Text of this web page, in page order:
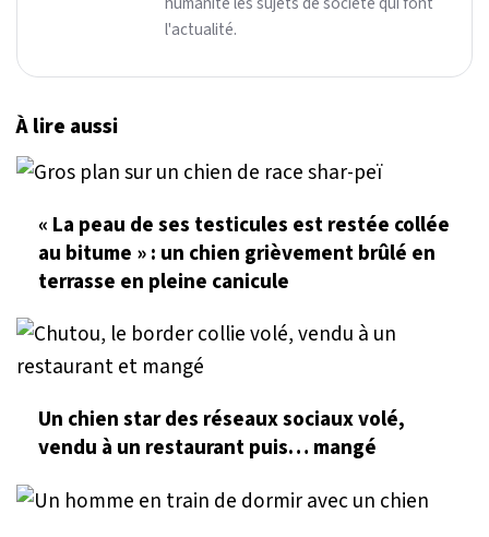
l'actualité.
À lire aussi
« La peau de ses testicules est restée collée
au bitume » : un chien grièvement brûlé en
terrasse en pleine canicule
Un chien star des réseaux sociaux volé,
vendu à un restaurant puis… mangé